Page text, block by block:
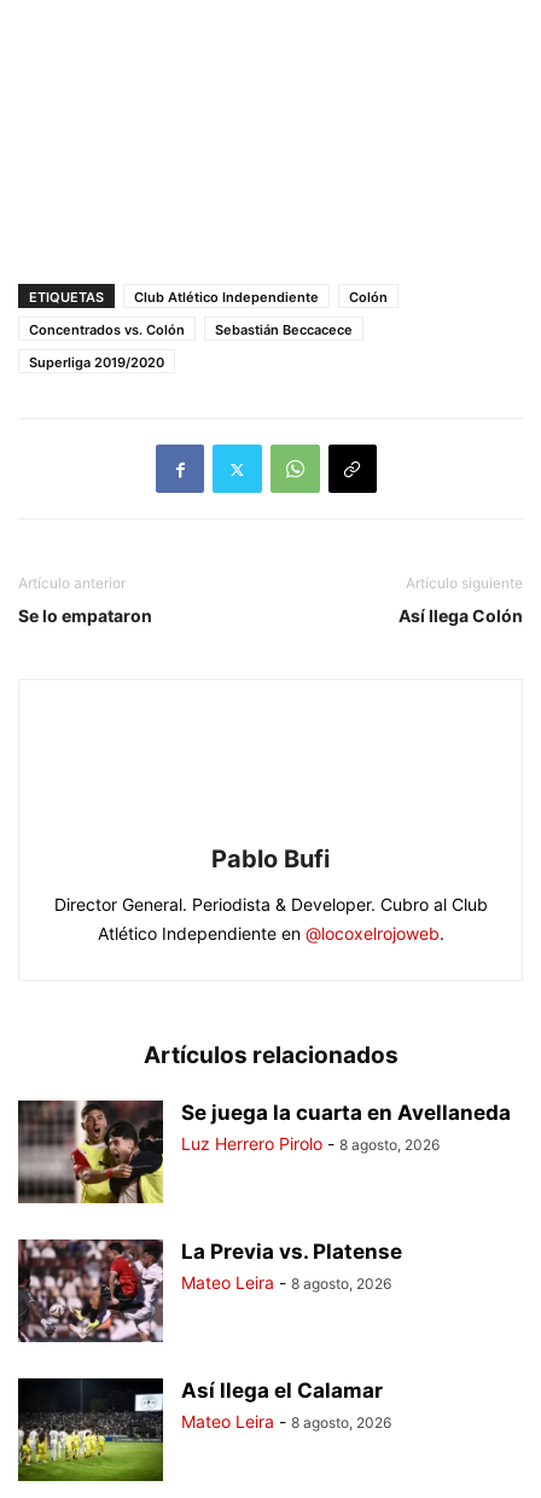
ETIQUETAS Club Atlético Independiente
Colón
Concentrados vs. Colón
Sebastián Beccacece
Superliga 2019/2020
Artículo anterior
Se lo empataron
Artículo siguiente
Así llega Colón
Pablo Bufi
Director General. Periodista & Developer. Cubro al Club
Atlético Independiente en @locoxelrojoweb.
Artículos relacionados
Se juega la cuarta en Avellaneda
Luz Herrero Pirolo - 8 agosto, 2026
La Previa vs. Platense
Mateo Leira - 8 agosto, 2026
Así llega el Calamar
Mateo Leira - 8 agosto, 2026